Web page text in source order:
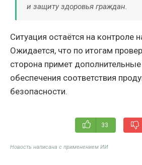
и защиту здоровья граждан.
Ситуация остаётся на контроле
Ожидается, что по итогам
сторона примет
обеспечения соответствия
безопасности.
33
Новость написана с применением ИИ